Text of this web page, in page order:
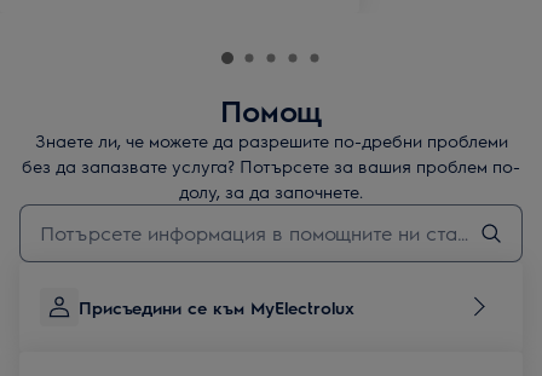
Помощ
Знаете ли, че можете да разрешите по-дребни проблеми
без да запазвате услуга? Потърсете за вашия проблем по-
долу, за да започнете.
Въведете текст за да потърсите статии за поддръжка
Присъедини се към MyElectrolux